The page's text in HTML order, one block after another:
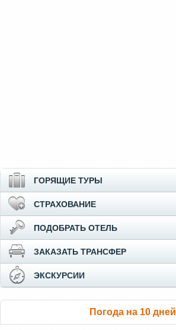
ГОРЯЩИЕ ТУРЫ
СТРАХОВАНИЕ
ПОДОБРАТЬ ОТЕЛЬ
ЗАКАЗАТЬ ТРАНСФЕР
ЭКСКУРСИИ
Погода на 10 дней